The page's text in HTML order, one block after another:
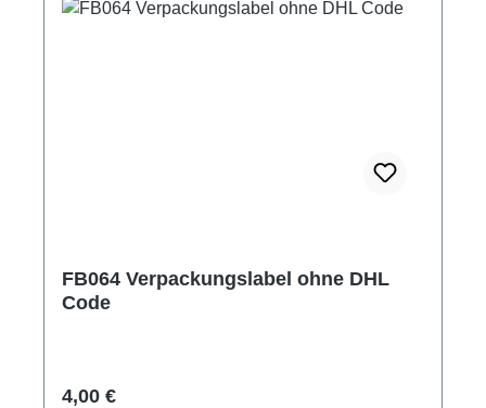
FB064 Verpackungslabel ohne DHL
Code
Regulärer Preis:
4,00 €